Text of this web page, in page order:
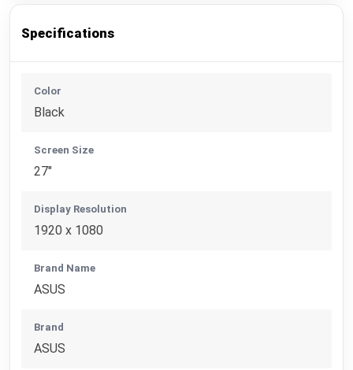
Specifications
Color
Black
Screen Size
27"
Display Resolution
1920 x 1080
Brand Name
ASUS
Brand
ASUS